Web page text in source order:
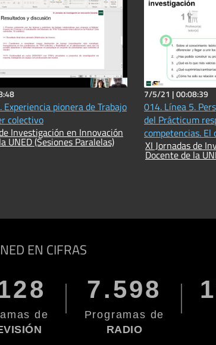
Experiencia pionera de Trabajo
colectivo
Investigación en Innovación
UNED (Sesiones Paralelas)
7/5/21 |00:08:39
014. Línea 5.
del Prácticum
competencias. El
XI Jornadas de
Docente de la
EN CIFRAS
de
7.598
Programas de
RADIO